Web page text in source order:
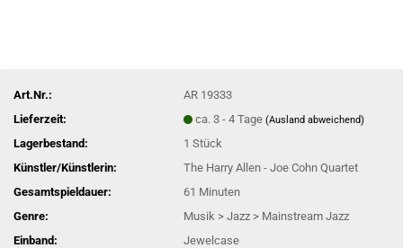
Art.Nr.:
AR 19333
Lieferzeit:
ca. 3 - 4 Tage(Ausland abweichend)
Lagerbestand: 1Stück
Künstler/Künstlerin:
The Harry Allen - Joe Cohn Quartet
Gesamtspieldauer:
61 Minuten
Genre:
Musik > Jazz > Mainstream Jazz
Einband:
Jewelcase